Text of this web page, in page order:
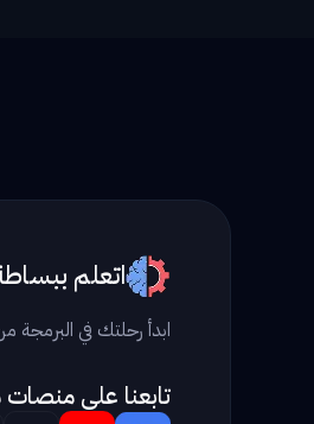
اتعلم
ابدأ رحلتك في
تابعنا علي